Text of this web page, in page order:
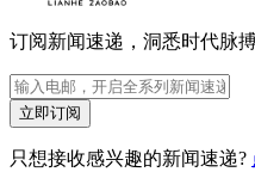
订阅新闻速递，洞悉时代脉搏
立即订阅
只想接收感兴趣的新闻速递?